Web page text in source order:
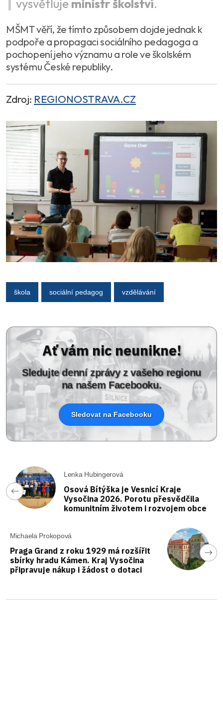
vysvětluje ministr školství.
MŠMT věří, že tímto způsobem dojde jednak k
podpoře a propagaci sociálního pedagoga a
pochopení jeho významu a role ve školském
systému České republiky.
Zdroj: REGIONOSTRAVA.CZ
škola sociální pedagog vzdělávání
Ať vám nic neunikne!
Sledujte denní zprávy z vašeho regionu
na našem Facebooku.
Sledovat na Facebooku
Lenka Hubingerová
Osová Bítýška je Vesnicí Kraje
Vysočina 2026. Porotu přesvědčila
komunitním životem i rozvojem obce
Michaela Prokopová
Praga Grand z roku 1929 má rozšířit
sbírky hradu Kámen. Kraj Vysočina
připravuje nákup i žádost o dotaci